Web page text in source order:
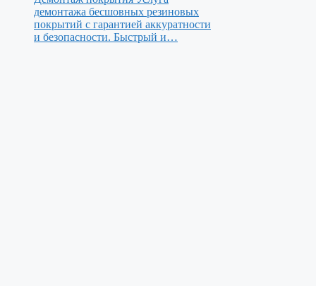
демонтажа бесшовных резиновых
покрытий с гарантией аккуратности
и безопасности. Быстрый и…